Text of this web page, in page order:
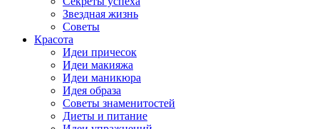
Звездная жизнь
Советы
Красота
Идеи причесок
Идеи макияжа
Идеи маникюра
Идея образа
Советы знаменитостей
Диеты и питание